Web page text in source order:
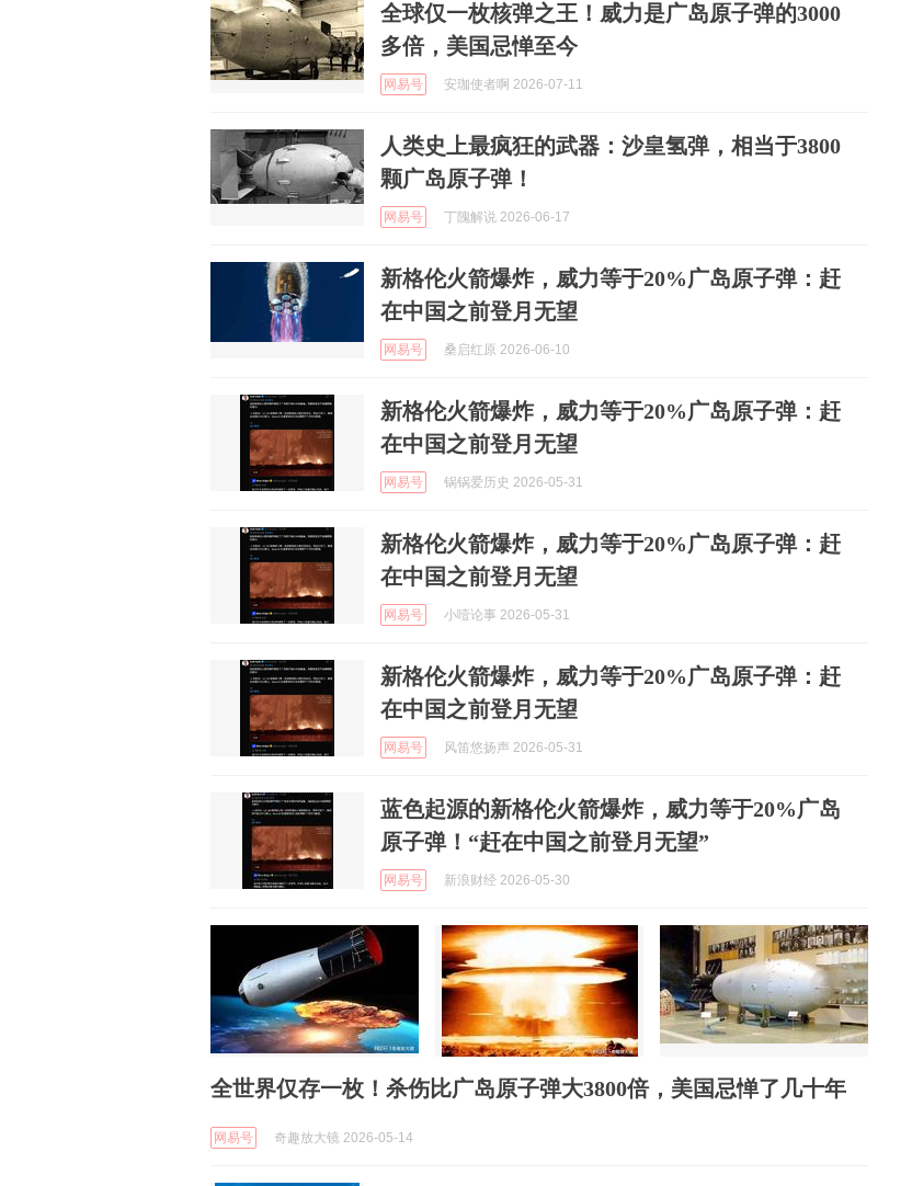
全球仅一枚核弹之王！威力是广岛原子弹的3000
多倍，美国忌惮至今
网易号 安珈使者啊 2026-07-11
人类史上最疯狂的武器：沙皇氢弹，相当于3800
颗广岛原子弹！
网易号 丁隗解说 2026-06-17
新格伦火箭爆炸，威力等于20%广岛原子弹：赶
在中国之前登月无望
网易号 桑启红原 2026-06-10
新格伦火箭爆炸，威力等于20%广岛原子弹：赶
在中国之前登月无望
网易号 锅锅爱历史 2026-05-31
新格伦火箭爆炸，威力等于20%广岛原子弹：赶
在中国之前登月无望
网易号 小噎论事 2026-05-31
新格伦火箭爆炸，威力等于20%广岛原子弹：赶
在中国之前登月无望
网易号 风笛悠扬声 2026-05-31
蓝色起源的新格伦火箭爆炸，威力等于20%广岛
原子弹！“赶在中国之前登月无望”
网易号 新浪财经 2026-05-30
全世界仅存一枚！杀伤比广岛原子弹大3800倍，美国忌惮了几十年
网易号 奇趣放大镜 2026-05-14